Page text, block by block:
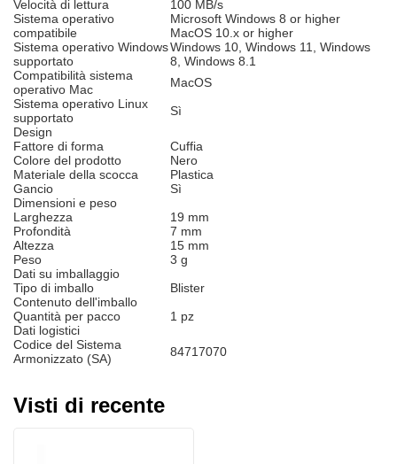
Velocità di lettura
100 MB/s
Sistema operativo
compatibile
Microsoft Windows 8 or higher
MacOS 10.x or higher
Sistema operativo Windows
supportato
Windows 10, Windows 11, Windows
8, Windows 8.1
Compatibilità sistema
operativo Mac
MacOS
Sistema operativo Linux
supportato
Sì
Design
Fattore di forma
Cuffia
Colore del prodotto
Nero
Materiale della scocca
Plastica
Gancio
Sì
Dimensioni e peso
Larghezza
19 mm
Profondità
7 mm
Altezza
15 mm
Peso
3 g
Dati su imballaggio
Tipo di imballo
Blister
Contenuto dell'imballo
Quantità per pacco
1 pz
Dati logistici
Codice del Sistema
Armonizzato (SA)
84717070
Visti di recente